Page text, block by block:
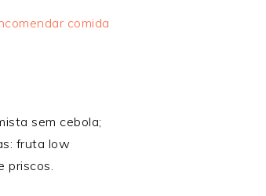
comida
sem cebola;
fruta low
priscos.